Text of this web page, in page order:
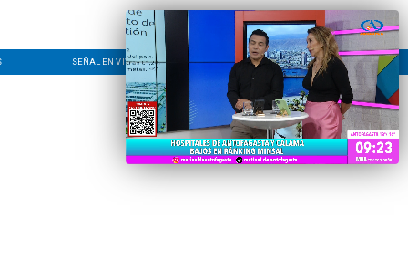
SEÑAL EN VIVO CONTACTO LÍNEA EDITORIAL